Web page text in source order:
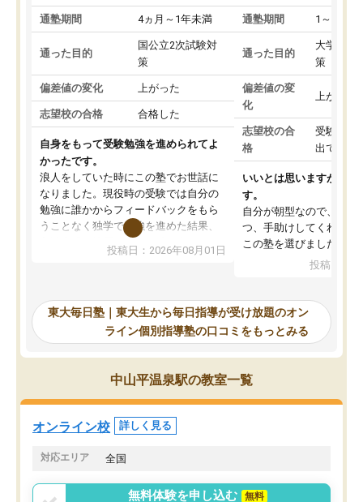
通塾期間 4ヵ月～1年未満
通った目的
国公立2次試験対
策
偏差値の変化 上がった
志望校の合格 合格した
自身をもって受験勉強を進められてよ
かったです。
浪人をしていた時にこの塾でお世話に
なりました。現役時の受験では自分の
勉強に誰かからフィードバックをもら
うことなく独学で勉強を進めた結果、
入試本番に地歴の学習が間に合わず不
合格となってしまいました。その経験
東大毎日塾にたどり着きました。学習
の長期計画や日々の勉強のやり方につ
いて客観的なアドバイスをいただけた
ので、自信をもって受験勉強を進める
ことができました。自分のように勉強
のやり方や進捗管理で苦労している方
には特におすすめしたい塾です。
投稿日：2026年08月01日
通塾期間 1～3ヵ月
通った目的
大学入学
策
偏差値の変
化
上がった
志望校の合
格
受験して
出ていな
いいとは思いますが、料
す。
自分が朝型なので、自習
つ、手助けしてくれる設
この塾を選びました。
投稿日：
東大毎日塾｜東大生から毎日指導が受け放題のオン
ライン個別指導塾の口コミをもっとみる
中山平温泉駅の教室一覧
オンライン校 詳しく見る
対応エリア 全国
無料体験を申し込む 無料